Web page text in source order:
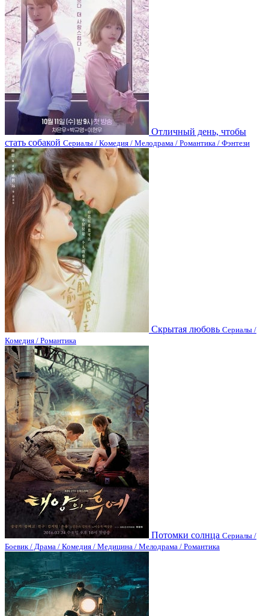
Отличный день, чтобы
стать собакой Сериалы / Комедия / Мелодрама / Романтика / Фэнтези
Скрытая любовь Сериалы /
Комедия / Романтика
Потомки солнца Сериалы /
Боевик / Драма / Комедия / Медицина / Мелодрама / Романтика